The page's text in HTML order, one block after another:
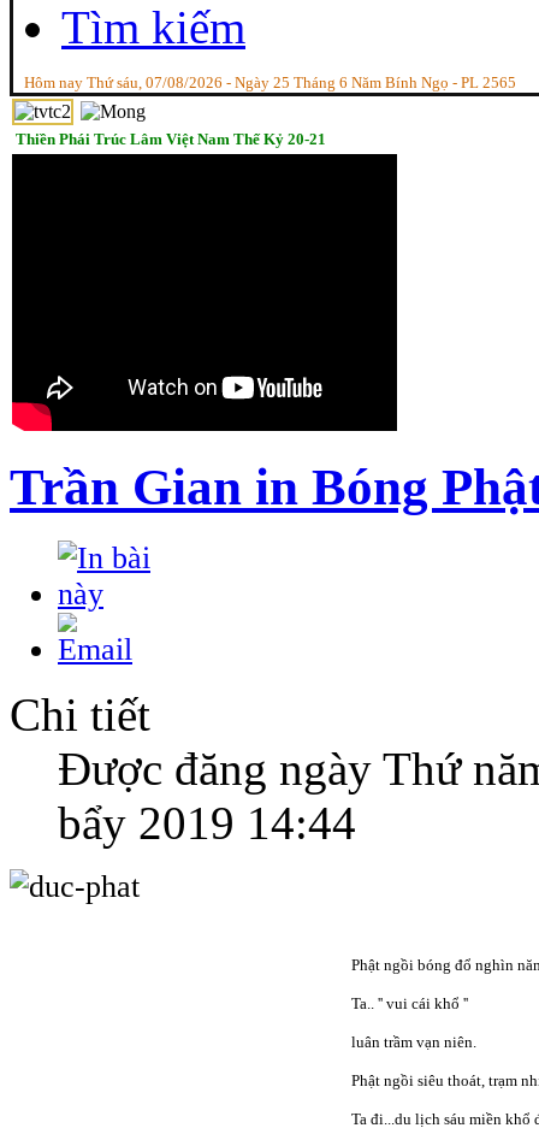
Tìm kiếm
Hôm nay Thứ sáu, 07/08/2026 - Ngày 25 Tháng 6 Năm Bính Ngọ - PL 2565
Thiền Phái Trúc Lâm Việt Nam Thế Kỷ 20-21
Trần Gian in Bóng
Chi tiết
Được đăng ngày Thứ
bẩy 2019 14:44
Phật ngồi bóng đổ nghìn
Ta.. '' vui cái khổ ''
luân trầm vạn niên.
Phật ngồi siêu thoát, trạm
Ta đi...du lịch sáu miền khổ